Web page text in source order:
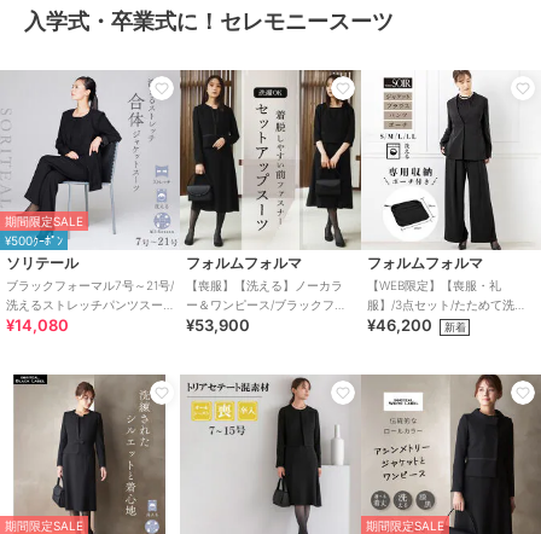
入学式・卒業式に！セレモニースーツ
期間限定SALE
¥500ｸｰﾎﾟﾝ
ソリテール
ブラックフォーマル7号～21号/
洗えるストレッチパンツスー
ツ/２点セット/喪服/卒業式/卒
¥14,080
フォルムフォルマ
【喪服】【洗える】ノーカラ
ー＆ワンピース/ブラックフォ
ーマル/七五三/セレモニー/オー
¥53,900
フォルムフォルマ
【WEB限定】【喪服・礼
服】/3点セット/たためて洗え
るブラックフォーマル /卒業式/
¥46,200 新着
期間限定SALE
期間限定SALE